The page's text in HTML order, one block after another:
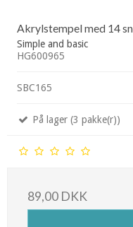
Akrylstempel med 14
Simple and basic
HG600965
SBC165
På lager (3 pakke(r))
89,00 DKK